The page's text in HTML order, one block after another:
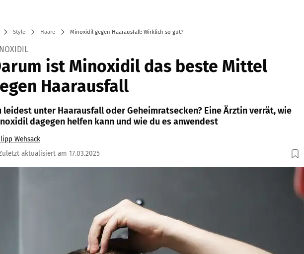
Style Haare Minoxidil gegen Haarausfall: Wirklich so gut?
ist Minoxidil das beste Mittel
Haarausfall
leidest unter Haarausfall oder Geheimratsecken? Eine Ärztin verrät, wie
dagegen helfen kann und wie du es anwendest
Wehsack
aktualisiert am 17.03.2025